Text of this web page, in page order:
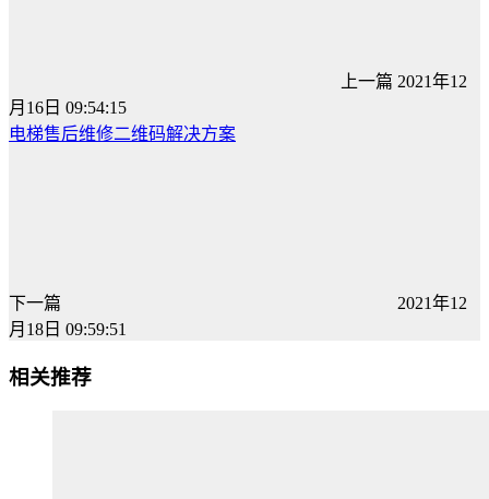
上一篇 2021年12
月16日 09:54:15
电梯售后维修二维码解决方案
下一篇
2021年12
月18日 09:59:51
相关推荐